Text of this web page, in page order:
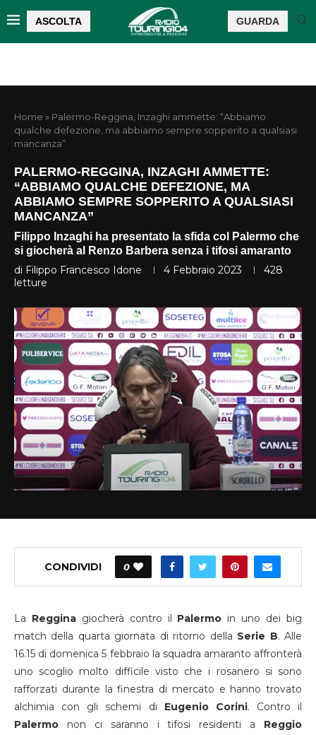
ASCOLTA GUARDA
Home » Palermo-Reggina, Inzaghi ammette: “Abbiamo
qualche defezione, ma abbiamo sempre sopperito a qualsiasi
mancanza”
PALERMO-REGGINA, INZAGHI AMMETTE:
“ABBIAMO QUALCHE DEFEZIONE, MA
ABBIAMO SEMPRE SOPPERITO A QUALSIASI
MANCANZA”
Filippo Inzaghi ha presentato la sfida col Palermo che
si giocherà al Renzo Barbera senza i tifosi amaranto
di Filippo Francesco Idone 4 Febbraio 2023
428
letture
CONDIVIDI 0
La Regginagiocherà contro il Palermo in uno dei big
match della quarta giornata di ritorno della Serie B. Alle
16.15 di domenica 5 febbraio la squadra amaranto affronterà
uno scoglio molto difficile visto che i rosanero si sono
rafforzati durante la finestra di mercato e hanno trovato
alchimia con gli schemi di Eugenio Corini. Contro il
Palermo non ci saranno i tifosi residenti a Reggio